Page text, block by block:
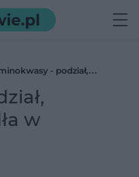
- podział,
w